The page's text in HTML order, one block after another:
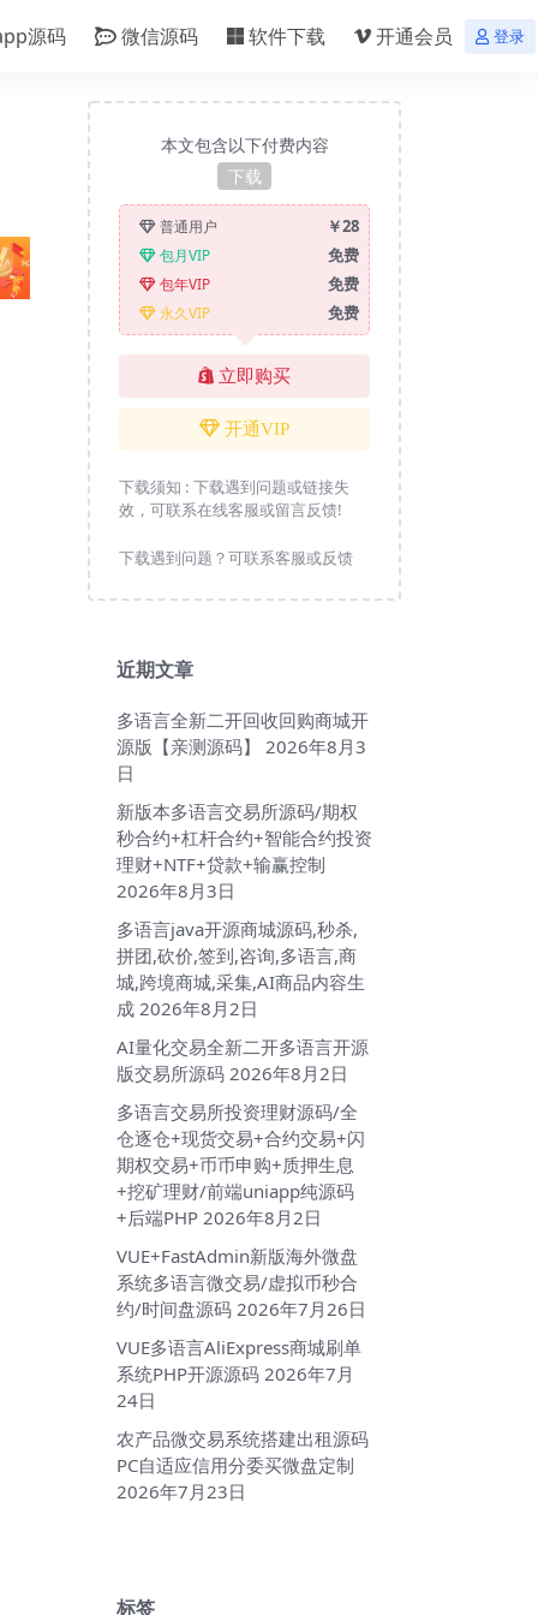
源码 微信源码 软件下载 开通会员 登录
本文包含以下付费内容
下载
普通用户 ￥28
包月VIP 免费
包年VIP 免费
永久VIP 免费
立即购买
开通VIP
下载须知 : 下载遇到问题或链接失
效，可联系在线客服或留言反馈!
下载遇到问题？可联系客服或反馈
近期文章
多语言全新二开回收回购商城开
源版【亲测源码】
2026年8月3
日
新版本多语言交易所源码/期权
秒合约+杠杆合约+智能合约投资
理财+NTF+贷款+输赢控制
2026年8月3日
多语言java开源商城源码,秒杀,
拼团,砍价,签到,咨询,多语言,商
城,跨境商城,采集,AI商品内容生
成 2026年8月2日
AI量化交易全新二开多语言开源
版交易所源码 2026年8月2日
多语言交易所投资理财源码/全
仓逐仓+现货交易+合约交易+闪
期权交易+币币申购+质押生息
+挖矿理财/前端uniapp纯源码
+后端PHP 2026年8月2日
VUE+FastAdmin新版海外微盘
系统多语言微交易/虚拟币秒合
约/时间盘源码 2026年7月26日
VUE多语言AliExpress商城刷单
系统PHP开源源码 2026年7月
24日
农产品微交易系统搭建出租源码
PC自适应信用分委买微盘定制
2026年7月23日
标签